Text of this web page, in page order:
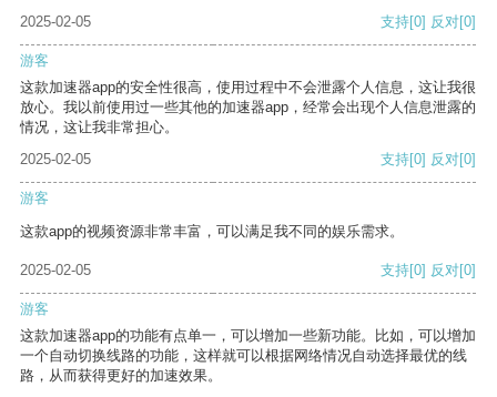
2025-02-05 支持[0] 反对[0]
游客
这款加速器app的安全性很高，使用过程中不会泄露个人信息，这让我很
放心。我以前使用过一些其他的加速器app，经常会出现个人信息泄露的
情况，这让我非常担心。
2025-02-05
支持[0] 反对[0]
游客
这款app的视频资源非常丰富，可以满足我不同的娱乐需求。
2025-02-05 支持[0] 反对[0]
游客
这款加速器app的功能有点单一，可以增加一些新功能。比如，可以增加
一个自动切换线路的功能，这样就可以根据网络情况自动选择最优的线
路，从而获得更好的加速效果。